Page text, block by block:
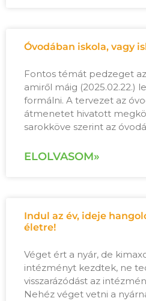
Óvodában iskola, vagy
Fontos témát pedzeget
amiről máig (2025.02.22.)
formálni. A tervezet az
átmenetet hivatott
sarokköve szerint az
ELOLVASOM»
Indul az év, ideje
életre!
Véget ért a nyár, de
intézményt kezdtek, ne
visszarázódást az
Nehéz véget vetni a